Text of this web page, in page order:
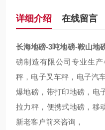
详细介绍 在线留言
长海地磅-3吨地磅-鞍山地
磅制造有限公司专业生
秤，电子叉车秤，电子汽
爆地磅，带打印地磅，电
拉力秤，便携式地磅，移
新老客户前来咨询，